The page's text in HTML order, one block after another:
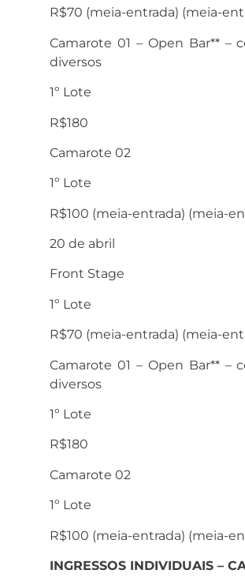
R$70 (meia-entrada) (meia-
Camarote 01 – Open Bar** –
diversos
1º Lote
R$180
Camarote 02
1º Lote
R$100 (meia-entrada) (meia-
20 de abril
Front Stage
1º Lote
R$70 (meia-entrada) (meia-
Camarote 01 – Open Bar** –
diversos
1º Lote
R$180
Camarote 02
1º Lote
R$100 (meia-entrada) (meia-
INGRESSOS INDIVIDUAIS –